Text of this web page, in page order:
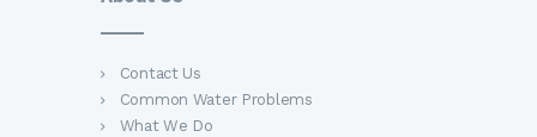
Contact Us
Common Water Problems
What We Do